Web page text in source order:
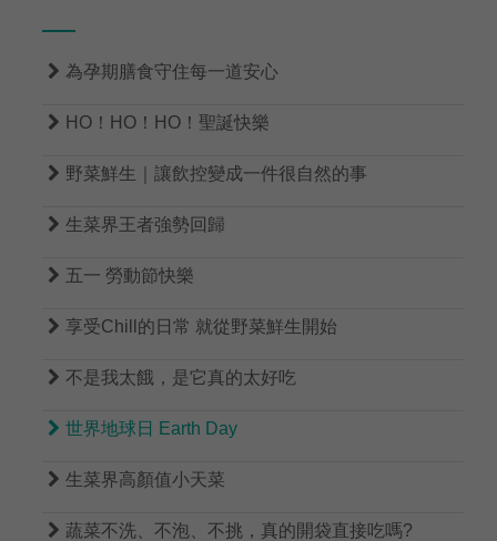
 為孕期膳食守住每一道安心
 HO！HO！HO！聖誕快樂
 野菜鮮生｜讓飲控變成一件很自然的事
 生菜界王者強勢回歸
 五一 勞動節快樂
 享受Chill的日常 就從野菜鮮生開始
 不是我太餓，是它真的太好吃
 世界地球日 Earth Day
 生菜界高顏值小天菜
 蔬菜不洗、不泡、不挑，真的開袋直接吃嗎?